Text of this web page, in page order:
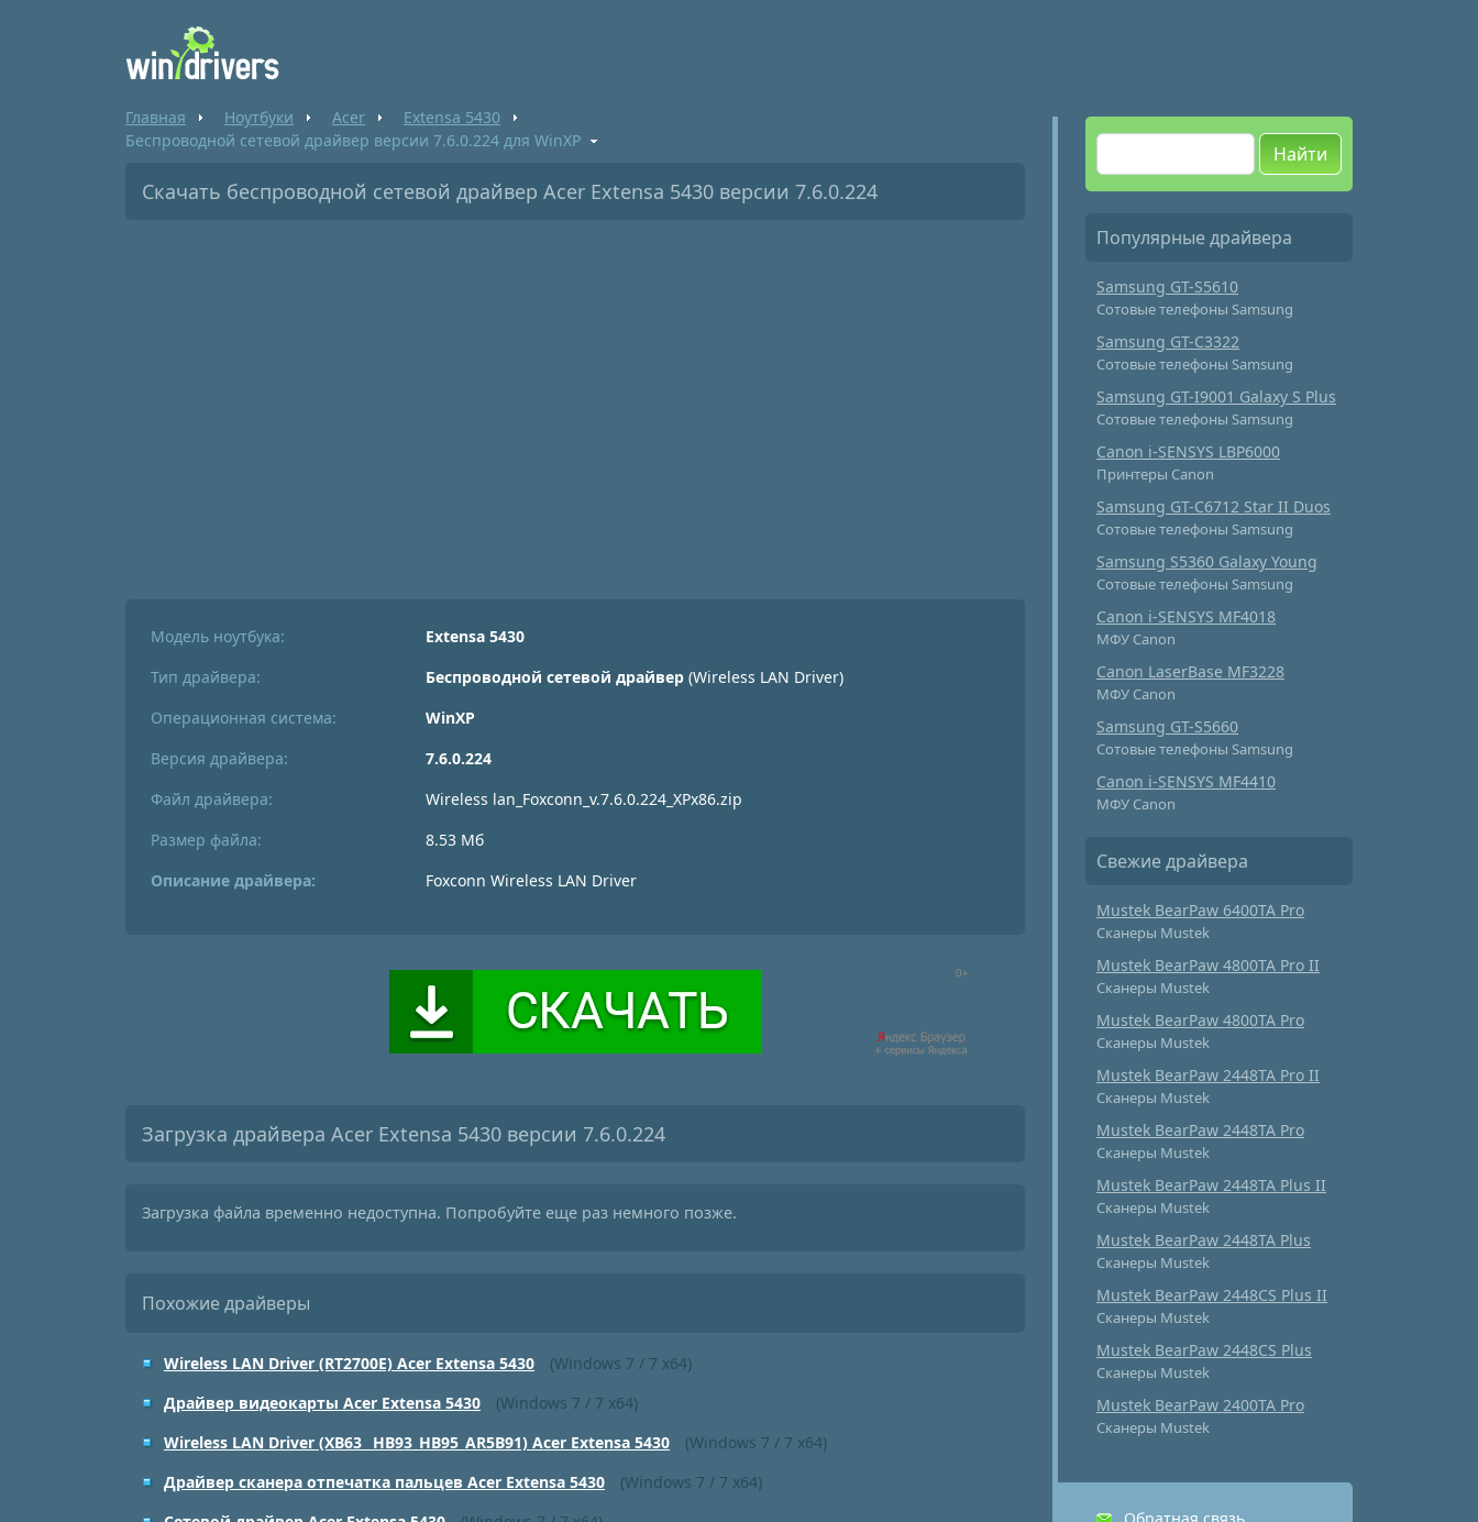
Главная Ноутбуки Acer
Extensa 5430
Беспроводной сетевой драйвер версии 7.6.0.224 для WinXP
Скачать беспроводной сетевой драйвер Acer Extensa 5430 версии 7.6.0.224
Модель ноутбука:
Extensa 5430
Тип драйвера:
Беспроводной сетевой драйвер (Wireless LAN Driver)
Операционная система:
WinXP
Версия драйвера:
7.6.0.224
Файл драйвера:
Wireless lan_Foxconn_v.7.6.0.224_XPx86.zip
Размер файла:
8.53 Мб
Описание драйвера:
Foxconn Wireless LAN Driver
Загрузка драйвера Acer Extensa 5430 версии 7.6.0.224
Загрузка файла временно недоступна. Попробуйте еще раз немного позже.
Похожие драйверы
Wireless LAN Driver (RT2700E) Acer Extensa 5430
(Windows 7 / 7 x64)
Драйвер видеокарты Acer Extensa 5430
(Windows 7 / 7 x64)
Wireless LAN Driver (XB63_ HB93_HB95_AR5B91) Acer Extensa 5430
(Windows 7 / 7 x64)
Драйвер сканера отпечатка пальцев Acer Extensa 5430
(Windows 7 / 7 x64)
Найти
Популярные драйвера
Samsung GT-S5610
Сотовые телефоны Samsung
Samsung GT-C3322
Сотовые телефоны Samsung
Samsung GT-I9001 Galaxy S Plus
Сотовые телефоны Samsung
Canon i-SENSYS LBP6000
Принтеры Canon
Samsung GT-C6712 Star II Duos
Сотовые телефоны Samsung
Samsung S5360 Galaxy Young
Сотовые телефоны Samsung
Canon i-SENSYS MF4018
МФУ Canon
Canon LaserBase MF3228
МФУ Canon
Samsung GT-S5660
Сотовые телефоны Samsung
Canon i-SENSYS MF4410
МФУ Canon
Свежие драйвера
Mustek BearPaw 6400TA Pro
Сканеры Mustek
Mustek BearPaw 4800TA Pro II
Сканеры Mustek
Mustek BearPaw 4800TA Pro
Сканеры Mustek
Mustek BearPaw 2448TA Pro II
Сканеры Mustek
Mustek BearPaw 2448TA Pro
Сканеры Mustek
Mustek BearPaw 2448TA Plus II
Сканеры Mustek
Mustek BearPaw 2448TA Plus
Сканеры Mustek
Mustek BearPaw 2448CS Plus II
Сканеры Mustek
Mustek BearPaw 2448CS Plus
Сканеры Mustek
Mustek BearPaw 2400TA Pro
Сканеры Mustek